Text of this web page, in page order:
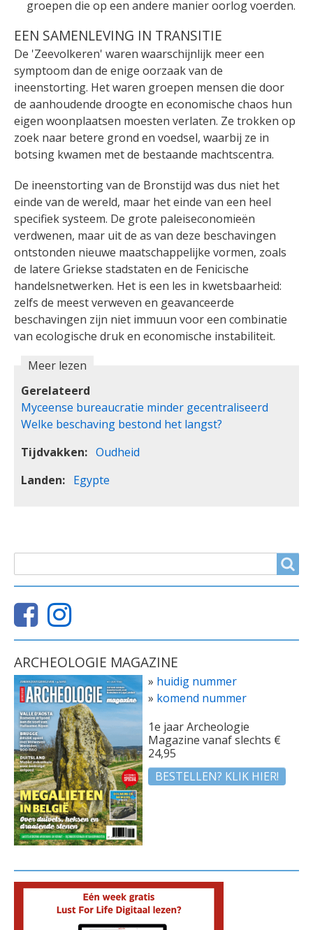
groepen die op een andere manier oorlog voerden.
EEN SAMENLEVING IN TRANSITIE
De 'Zeevolkeren' waren waarschijnlijk meer een
symptoom dan de enige oorzaak van de
ineenstorting. Het waren groepen mensen die door
de aanhoudende droogte en economische chaos hun
eigen woonplaatsen moesten verlaten. Ze trokken op
zoek naar betere grond en voedsel, waarbij ze in
botsing kwamen met de bestaande machtscentra.
De ineenstorting van de Bronstijd was dus niet het
einde van de wereld, maar het einde van een heel
specifiek systeem. De grote paleiseconomieën
verdwenen, maar uit de as van deze beschavingen
ontstonden nieuwe maatschappelijke vormen, zoals
de latere Griekse stadstaten en de Fenicische
handelsnetwerken. Het is een les in kwetsbaarheid:
zelfs de meest verweven en geavanceerde
beschavingen zijn niet immuun voor een combinatie
van ecologische druk en economische instabiliteit.
Meer lezen
Gerelateerd
Myceense bureaucratie minder gecentraliseerd
Welke beschaving bestond het langst?
Tijdvakken
Oudheid
Landen
Egypte
ARCHEOLOGIE MAGAZINE
» huidig nummer
» komend nummer
1e jaar Archeologie
Magazine vanaf slechts €
24,95
BESTELLEN? KLIK HIER!